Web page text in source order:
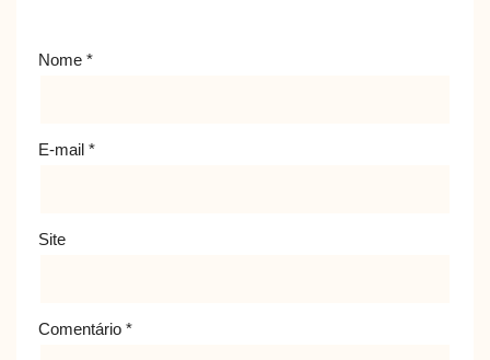
Nome *
E-mail *
Site
Comentário *